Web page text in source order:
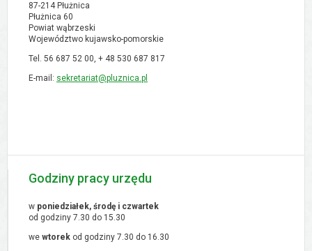
87-214 Płużnica
Płużnica 60
Powiat wąbrzeski
Województwo kujawsko-pomorskie
Tel. 56 687 52 00, + 48 530 687 817
E-mail: sekretariat@pluznica.pl
Godziny pracy urzędu
w poniedziałek, środę i czwartek
od godziny 7.30 do 15.30
we wtorek od godziny 7.30 do 16.30